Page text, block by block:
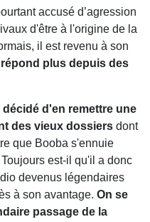
accusé d’agression
d'être à l'origine de la
il est revenu à son
plus depuis des
décidé d'en remettre une
des vieux dossiers dont
que Booba s'ennuie
est-il qu'il a donc
devenus légendaires
à son avantage. On se
passage de la